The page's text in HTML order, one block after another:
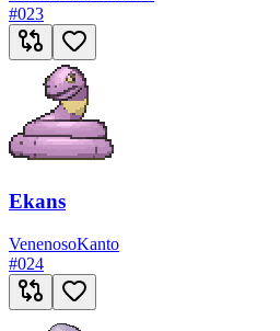
#023
Ekans
VenenosoKanto
#024